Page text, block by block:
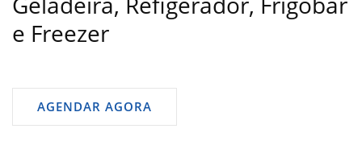
e Freezer
AGENDAR AGORA